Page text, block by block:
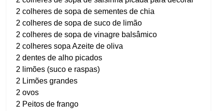
2 colheres de sopa de sementes de chia
2 colheres de sopa de suco de limão
2 colheres de sopa de vinagre balsâmico
2 colheres sopa Azeite de oliva
2 dentes de alho picados
2 limões (suco e raspas)
2 Limões grandes
2 ovos
2 Peitos de frango